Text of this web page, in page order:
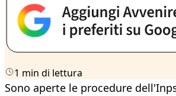
1 min di lettura
Sono aperte le procedure